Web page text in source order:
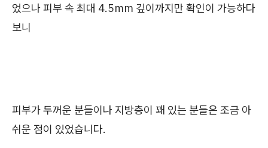
었으나 피부 속 최대 4.5mm 깊이까지만 확인이 가능하다
보니
피부가 두꺼운 분들이나 지방층이 꽤 있는 분들은 조금 아
쉬운 점이 있었습니다.